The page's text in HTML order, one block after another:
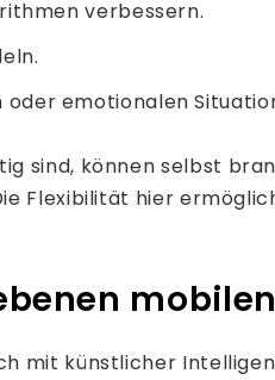
verbessern.
emotionalen
sind, können selbst
Flexibilität hier
mit künstlicher